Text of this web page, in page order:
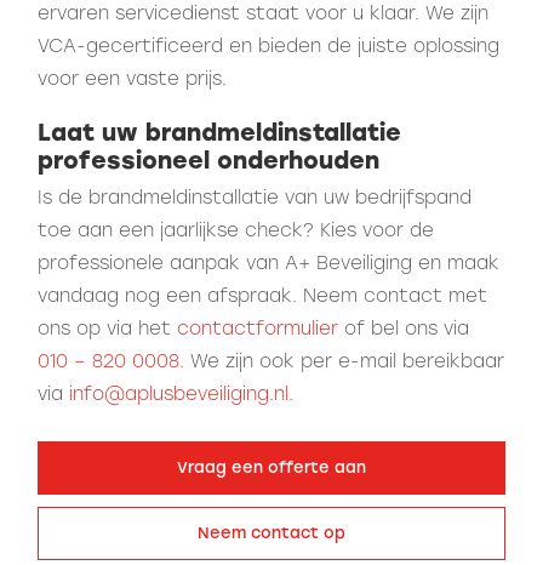
ervaren servicedienst staat voor u klaar. We zijn
VCA-gecertificeerd en bieden de juiste oplossing
voor een vaste prijs.
Laat uw brandmeldinstallatie
professioneel onderhouden
Is de brandmeldinstallatie van uw bedrijfspand
toe aan een jaarlijkse check? Kies voor de
professionele aanpak van A+ Beveiliging en maak
vandaag nog een afspraak. Neem contact met
ons op via hetcontactformulier of bel ons via
010 – 820 0008. We zijn ook per e-mail bereikbaar
via info@aplusbeveiliging.nl .
Vraag een offerte aan
Neem contact op